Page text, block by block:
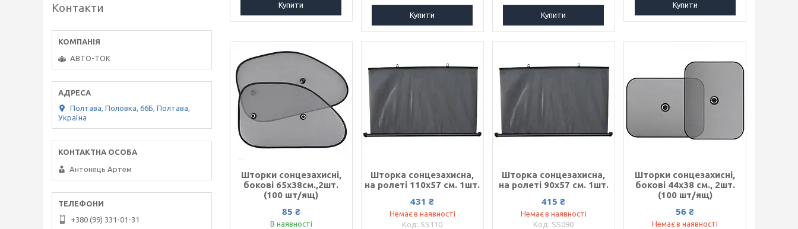
Купити
Купити Купити
Купити
Шторки сонцезахисні,
бокові 65x38см.,2шт.
(100 шт/ящ)
85 ₴
В наявності
Шторка сонцезахисна,
на ролеті 110х57 см. 1шт.
431 ₴
Немає в наявності
SS110
Шторка сонцезахисна,
на ролеті 90х57 см. 1шт.
415 ₴
Немає в наявності
SS090
Шторки сонцезахисні,
бокові 44х38 см., 2шт.
(100 шт/ящ)
56 ₴
Немає в наявності
Контакти
АВТО-ТОК
Полтава, Половка, 66Б, Полтава,
Україна
Антонець Артем
+380 (99) 331-01-31